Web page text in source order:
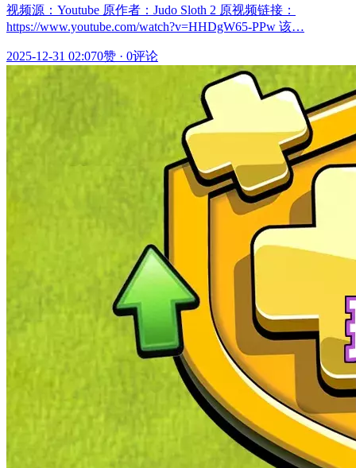
视频源：Youtube 原作者：Judo Sloth 2 原视频链接：
https://www.youtube.com/watch?v=HHDgW65-PPw 该…
2025-12-31 02:070赞 · 0评论